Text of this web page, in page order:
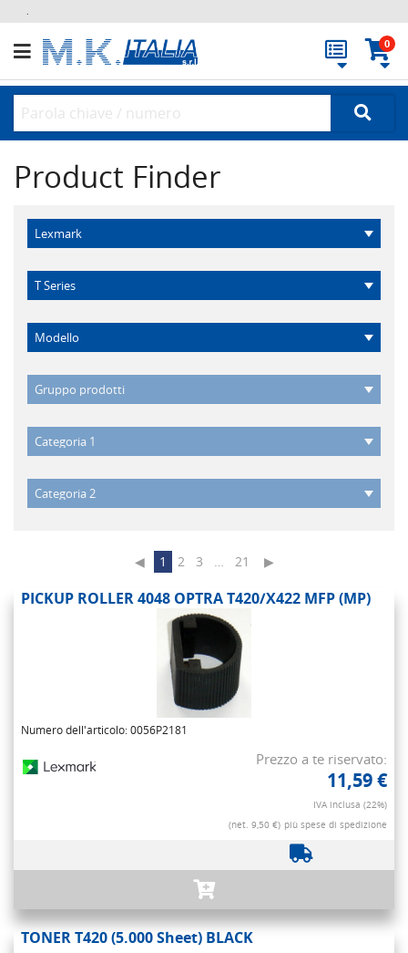
.
0
Product Finder
◀ 1 2 3 … 21 ▶
PICKUP ROLLER 4048 OPTRA T420/X422 MFP (MP)
Numero dell'articolo: 0056P2181
Prezzo a te riservato:
11,59 €
IVA inclusa (22%)
(net. 9,50 €) più spese di spedizione
TONER T420 (5.000 Sheet) BLACK